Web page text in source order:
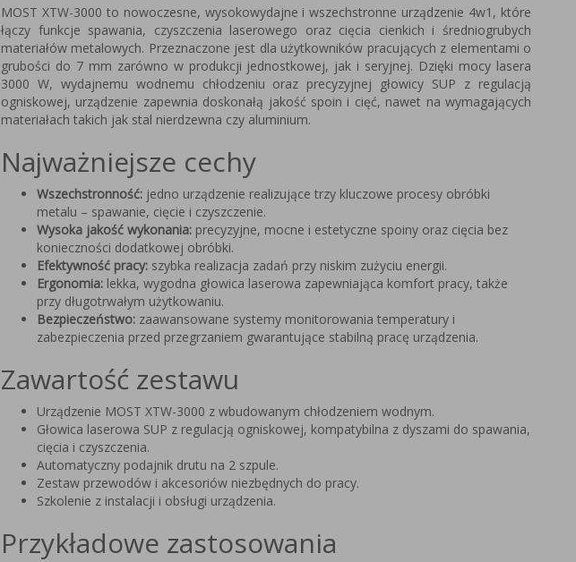
MOST XTW-3000 to nowoczesne, wysokowydajne i wszechstronne urządzenie 4w1, które
łączy funkcje spawania, czyszczenia laserowego oraz cięcia cienkich i średniogrubych
materiałów metalowych. Przeznaczone jest dla użytkowników pracujących z elementami o
grubości do 7 mm zarówno w produkcji jednostkowej, jak i seryjnej. Dzięki mocy lasera
3000 W, wydajnemu wodnemu chłodzeniu oraz precyzyjnej głowicy SUP z regulacją
ogniskowej, urządzenie zapewnia doskonałą jakość spoin i cięć, nawet na wymagających
materiałach takich jak stal nierdzewna czy aluminium.
Najważniejsze cechy
Wszechstronność: jedno urządzenie realizujące trzy kluczowe procesy obróbki
metalu – spawanie, cięcie i czyszczenie.
Wysoka jakość wykonania: precyzyjne, mocne i estetyczne spoiny oraz cięcia bez
konieczności dodatkowej obróbki.
Efektywność pracy: szybka realizacja zadań przy niskim zużyciu energii.
Ergonomia: lekka, wygodna głowica laserowa zapewniająca komfort pracy, także
przy długotrwałym użytkowaniu.
Bezpieczeństwo: zaawansowane systemy monitorowania temperatury i
zabezpieczenia przed przegrzaniem gwarantujące stabilną pracę urządzenia.
Zawartość zestawu
Urządzenie MOST XTW-3000 z wbudowanym chłodzeniem wodnym.
Głowica laserowa SUP z regulacją ogniskowej, kompatybilna z dyszami do spawania,
cięcia i czyszczenia.
Automatyczny podajnik drutu na 2 szpule.
Zestaw przewodów i akcesoriów niezbędnych do pracy.
Szkolenie z instalacji i obsługi urządzenia.
Przykładowe zastosowania